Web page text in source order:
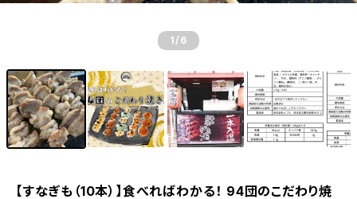
1 /6
【すなぎも（10本）】食べればわかる！ 94団のこだわり焼